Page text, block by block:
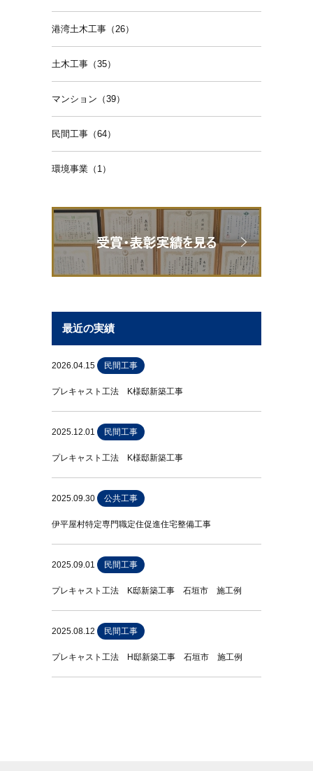
港湾土木工事（26）
土木工事（35）
マンション（39）
民間工事（64）
環境事業（1）
最近の実績
2026.04.15 民間工事
プレキャスト工法 K様邸新築工事
2025.12.01 民間工事
プレキャスト工法 K様邸新築工事
2025.09.30 公共工事
伊平屋村特定専門職定住促進住宅整備工事
2025.09.01 民間工事
プレキャスト工法 K邸新築工事 石垣市 施工例
2025.08.12 民間工事
プレキャスト工法 H邸新築工事 石垣市 施工例